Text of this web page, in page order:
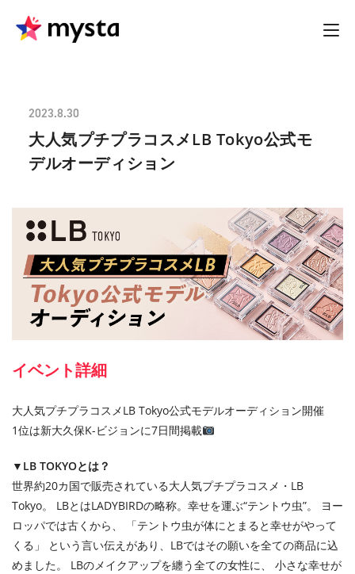
2023.8.30
大人気プチプラコスメLB Tokyo公式モ
デルオーディション
イベント詳細
大人気プチプラコスメLB Tokyo公式モデルオーディション開催
1位は新大久保K-ビジョンに7日間掲載
▼LB TOKYOとは？
世界約20カ国で販売されている大人気プチプラコスメ・LB
Tokyo。 LBとはLADYBIRDの略称。幸せを運ぶ“テントウ虫”。 ヨー
ロッパでは古くから、 「テントウ虫が体にとまると幸せがやって
くる」 という言い伝えがあり、LBではその願いを全ての商品に込
めました。 LBのメイクアップを纏う全ての女性に、 小さな幸せが